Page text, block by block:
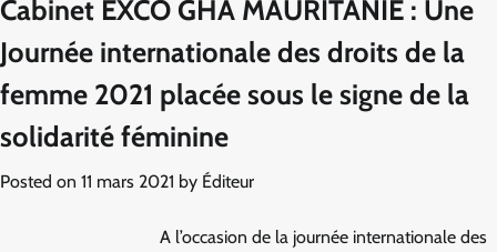
Cabinet EXCO GHA MAURITANIE : Une
Journée internationale des droits de la
femme 2021 placée sous le signe de la
solidarité féminine
Posted on 11 mars 2021 by Éditeur
A l’occasion de la journée internationale des